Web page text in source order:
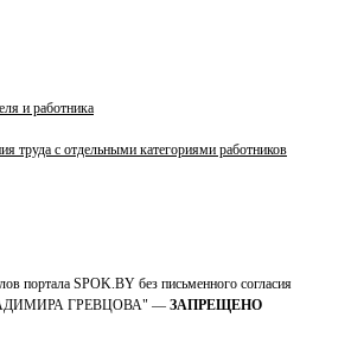
и работника
труда с отдельными категориями работников
портала SPOK.BY без письменного согласия
ГРЕВЦОВА" — ЗАПРЕЩЕНО